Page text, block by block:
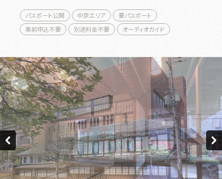
パスポート公開 中京エリア
要パスポート
事前申込不要
別途料金不要 オーディオガイド